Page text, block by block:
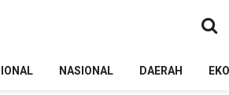
NASIONAL DAERAH